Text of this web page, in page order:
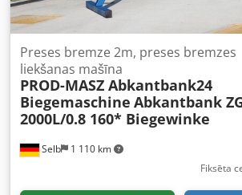
Selb 1 110 km
Preses bremze 2m, preses bremzes
liekšanas mašīna
PROD-MASZ Abkantbank24
Biegemaschine Abkantbank
2000L/0.8 160* Biegewinke
Fiksēta